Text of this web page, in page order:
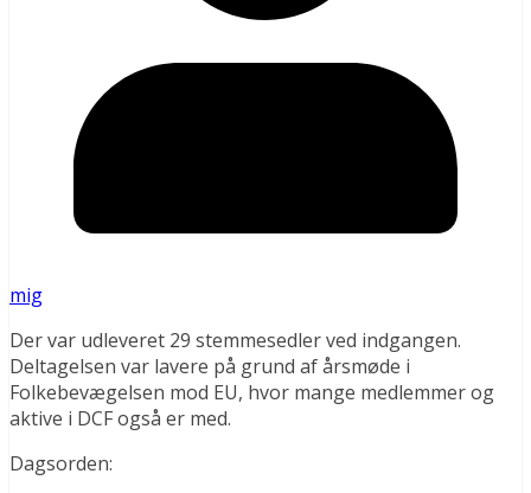
mig
Der var udleveret 29 stemmesedler ved indgangen.
Deltagelsen var lavere på grund af årsmøde i
Folkebevægelsen mod EU, hvor mange medlemmer og
aktive i DCF også er med.
Dagsorden: